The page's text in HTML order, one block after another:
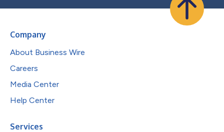
Company
About Business Wire
Careers
Media Center
Help Center
Services